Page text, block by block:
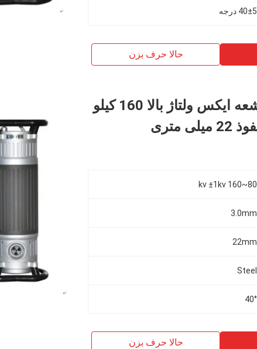
40±5 درجه
حالا حرف بزن
آشکارساز نقص اشعه ایکس ولتاژ بالا 160 کیلو
80~160 kv ±1kv
3.0mm
22mm
Steel
40°
حالا حرف بزن